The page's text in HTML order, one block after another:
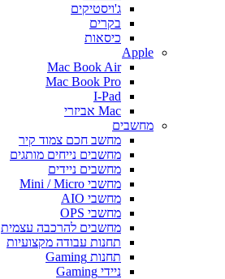
ג'ויסטיקים
בקרים
כיסאות
Apple
Mac Book Air
Mac Book Pro
I-Pad
Mac אביזרי
מחשבים
מחשב חכם צמוד קיר
מחשבים נייחים מותגים
מחשבים ניידים
מחשבי Mini / Micro
מחשבי AIO
מחשבי OPS
מחשבים להרכבה עצמית
תחנות עבודה מקצועיות
תחנות Gaming
ניידי Gaming